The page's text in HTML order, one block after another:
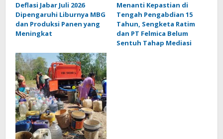
Deflasi Jabar Juli 2026
Dipengaruhi Liburnya MBG
dan Produksi Panen yang
Meningkat
Menanti Kepastian di
Tengah Pengabdian 15
Tahun, Sengketa Ratim
dan PT Felmica Belum
Sentuh Tahap Mediasi